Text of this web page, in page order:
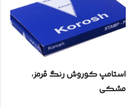
استامپ کوروش رنگ قرمز،
مشکی